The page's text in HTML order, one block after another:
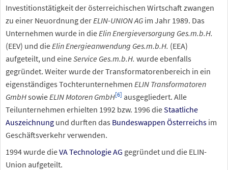
Investitionstätigkeit der österreichischen Wirtschaft zwangen
zu einer Neuordnung derELIN-UNION AG im Jahr 1989. Das
Unternehmen wurde in dieElin Energieversorgung Ges.m.b.H.
(EEV) und dieElin Energieanwendung Ges.m.b.H. (EEA)
aufgeteilt, und eineService Ges.m.b.H. wurde ebenfalls
gegründet. Weiter wurde der Transformatorenbereich in ein
eigenständiges Tochterunternehmen ELIN Transformatoren
GmbHsowieELIN Motoren GmbH[6] ausgegliedert. Alle
Teilunternehmen erhielten 1992 bzw. 1996 dieStaatliche
Auszeichnung und durften das Bundeswappen Österreichs im
Geschäftsverkehr verwenden.
1994 wurde dieVA Technologie AG gegründet und die ELIN-
Union aufgeteilt.